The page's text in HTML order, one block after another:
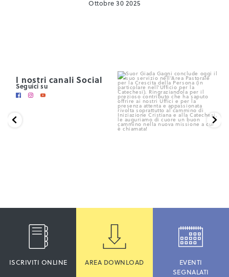
Ottobre 30 2025
I nostri canali Social
Seguici su
ISCRIVITI ONLINE AREA DOWNLOAD
EVENTI
SEGNALATI